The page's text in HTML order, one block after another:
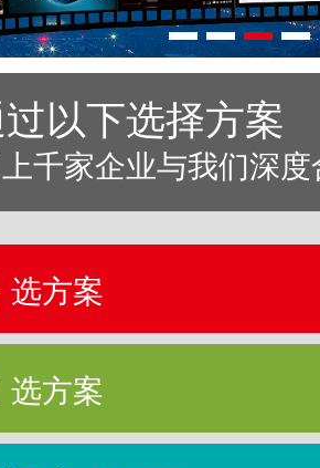
以下选择方案
千家企业与我们深度
选方案
选方案